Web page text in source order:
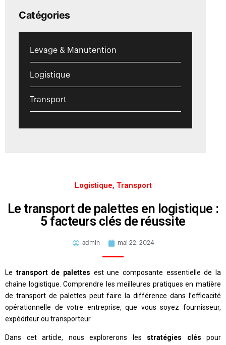
Catégories
Levage & Manutention
Logistique
Transport
Logistique, Transport
Le transport de palettes en logistique :
5 facteurs clés de réussite
admin mai 22, 2024
Le transport de palettes est une composante essentielle de la
chaîne logistique.Comprendre les meilleures pratiques en matière
de transport de palettes peut faire la différence dans l’efficacité
opérationnelle de votre entreprise, que vous soyez fournisseur,
expéditeur ou transporteur.
Dans cet article, nous explorerons les stratégies clés pour